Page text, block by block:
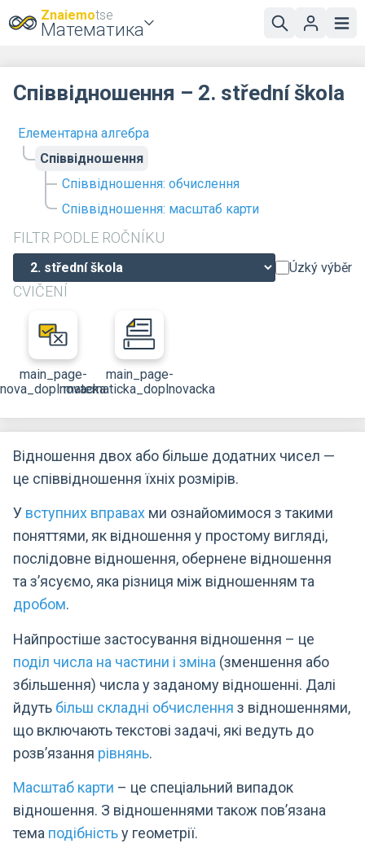
Znaiemotse
Математика
Елементарна алгебра
Співвідношення
Співвідношення: обчислення
Співвідношення: масштаб карти
FILTR PODLE ROČNÍKU
Úzký výběr
CVIČENÍ
main_page-
nova_doplnovacka
main_page-
matematicka_doplnovacka
Співвідношення – 2. střední škola
Відношення двох або більше додатних чисел —
це співвідношення їхніх розмірів.
У вступних вправах ми ознайомимося з такими
поняттями, як відношення у простому вигляді,
послідовне відношення, обернене відношення
та з’ясуємо, яка різниця між відношенням та
дробом.
Найпростіше застосування відношення – це
поділ числа на частини і зміна (зменшення або
збільшення) числа у заданому відношенні. Далі
йдуть більш складні обчислення з відношеннями,
що включають текстові задачі, які ведуть до
розв’язання рівнянь.
Масштаб карти – це спеціальний випадок
відношення. З відношеннями також пов’язана
тема подібністьу геометрії.